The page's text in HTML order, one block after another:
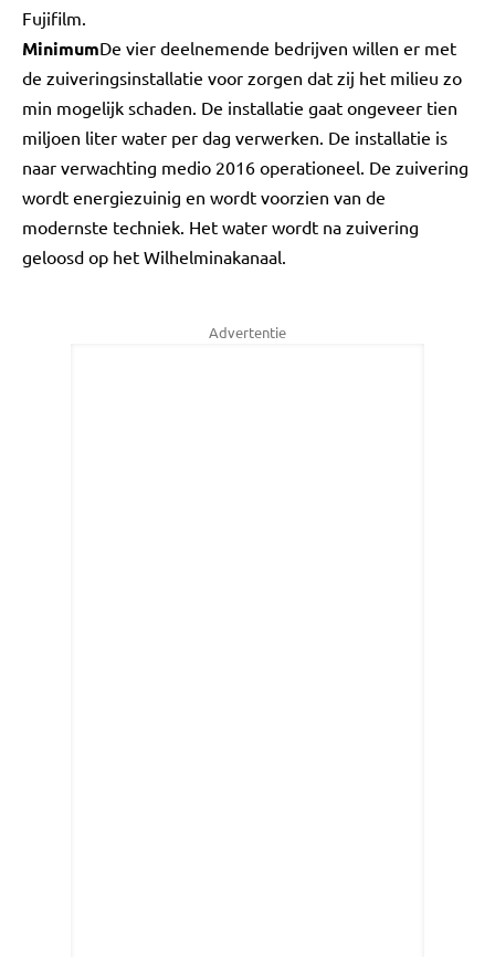
Fujifilm.
MinimumDe vier deelnemende bedrijven willen er met
de zuiveringsinstallatie voor zorgen dat zij het milieu zo
min mogelijk schaden. De installatie gaat ongeveer tien
miljoen liter water per dag verwerken. De installatie is
naar verwachting medio 2016 operationeel. De zuivering
wordt energiezuinig en wordt voorzien van de
modernste techniek. Het water wordt na zuivering
geloosd op het Wilhelminakanaal.
Advertentie